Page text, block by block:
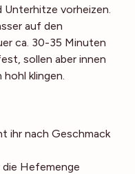
vorheizen.
auf den
ca. 30-35 Minuten
sollen aber innen
klingen.
ihr nach Geschmack
die Hefemenge